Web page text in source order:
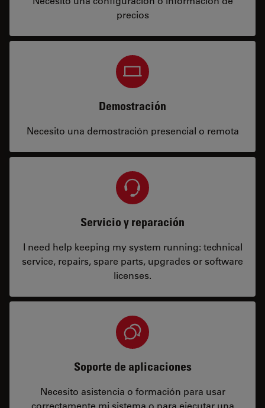
precios
Demostración
Necesito una demostración presencial o remota
Servicio y reparación
I need help keeping my system running: technical
service, repairs, spare parts, upgrades or software
licenses.
Soporte de aplicaciones
Necesito asistencia o formación para usar
correctamente mi sistema o para ejecutar una